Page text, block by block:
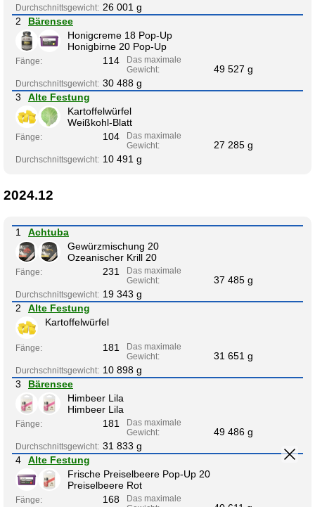
Durchschnittsgewicht: 26 001 g
2
Bärensee
Honigcreme 18 Pop-Up
Honigbirne 20 Pop-Up
Fänge: 114
Das maximale
Gewicht:
49 527 g
Durchschnittsgewicht: 30 488 g
3
Alte Festung
Kartoffelwürfel
Weißkohl-Blatt
Fänge: 104
Das maximale
Gewicht:
27 285 g
Durchschnittsgewicht: 10 491 g
2024.12
1
Achtuba
Gewürzmischung 20
Ozeanischer Krill 20
Fänge: 231
Das maximale
Gewicht:
37 485 g
Durchschnittsgewicht: 19 343 g
2
Alte Festung
Kartoffelwürfel
Fänge: 181
Das maximale
Gewicht:
31 651 g
Durchschnittsgewicht: 10 898 g
3
Bärensee
Himbeer Lila
Himbeer Lila
Fänge: 181
Das maximale
Gewicht:
49 486 g
Durchschnittsgewicht: 31 833 g
4
Alte Festung
Frische Preiselbeere Pop-Up 20
Preiselbeere Rot
Fänge: 168
Das maximale